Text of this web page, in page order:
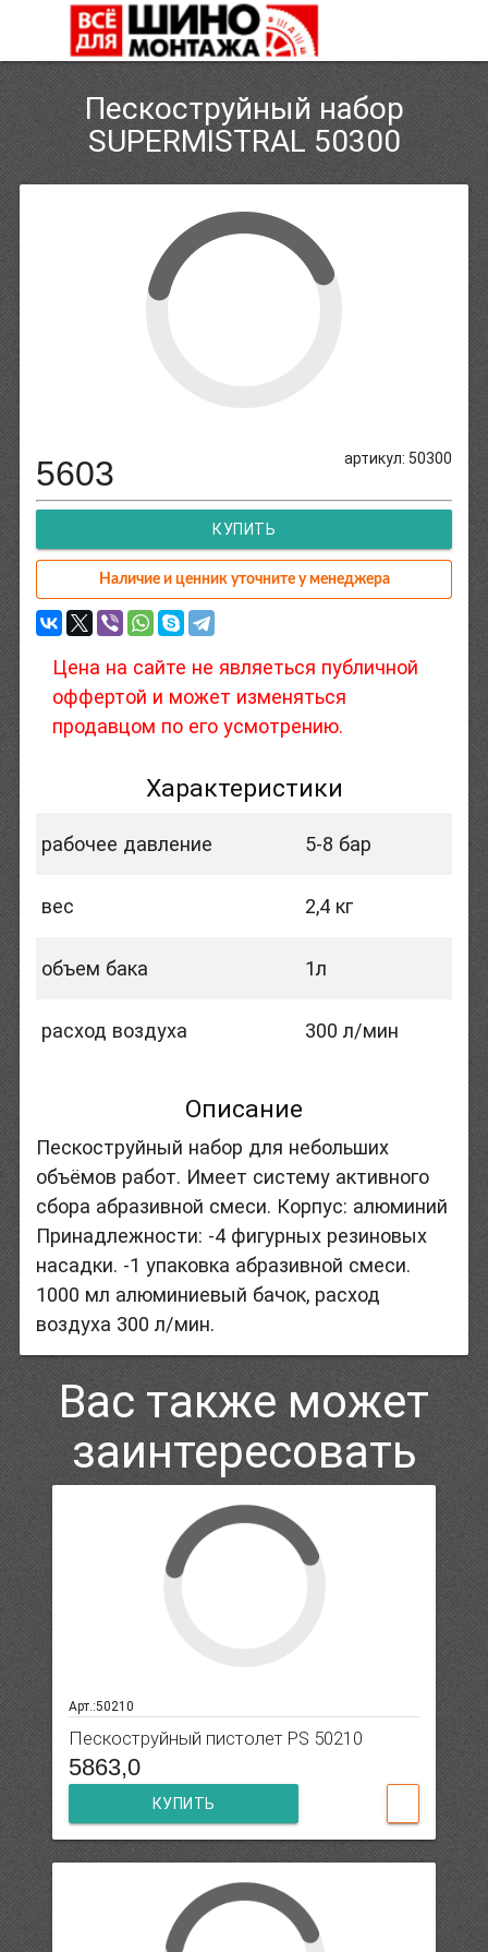
Пескоструйный набор
SUPERMISTRAL 50300
артикул: 50300
5603
КУПИТЬ
Наличие и ценник уточните у менеджера
Цена на сайте не являеться публичной
оффертой и может изменяться
продавцом по его усмотрению.
Характеристики
рабочее давление 5-8 бар
вес 2,4 кг
объем бака 1л
расход воздуха 300 л/мин
Описание
Пескоструйный набор для небольших
объёмов работ. Имеет систему активного
сбора абразивной смеси. Корпус: алюминий
Принадлежности: -4 фигурных резиновых
насадки. -1 упаковка абразивной смеси.
1000 мл алюминиевый бачок, расход
воздуха 300 л/мин.
Вас также может
заинтересовать
Арт.:50210
Пескоструйный пистолет PS 50210
5863,0
КУПИТЬ